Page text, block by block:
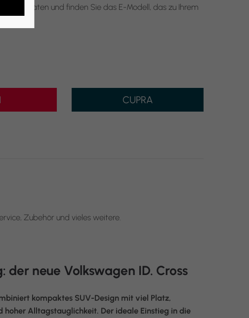
beraten und finden Sie das E-Modell, das zu Ihrem
CUPRA
Zubehör und vieles weitere.
der neue Volkswagen ID. Cross
kompaktes SUV-Design mit viel Platz,
hoher Alltagstauglichkeit. Der ideale Einstieg in die